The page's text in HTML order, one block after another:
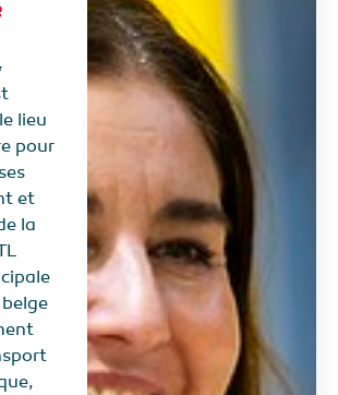
lieu
pour
et
la